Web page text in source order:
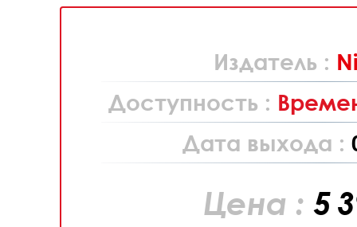
Издатель :
Доступность :
Дата выхода :
Цена : 5